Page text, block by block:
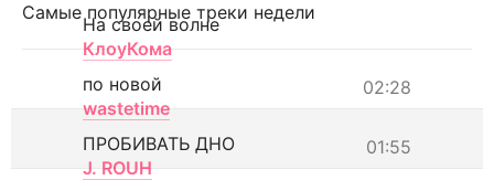
Самые популярные треки недели
На своей волне
КлоуКома
02:28
по новой
wastetime
01:55
ПРОБИВАТЬ ДНО
J. ROUH